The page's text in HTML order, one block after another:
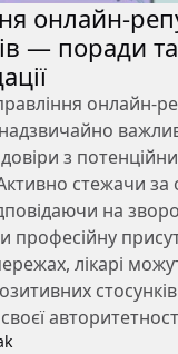
онлайн-
— поради та
онлайн-
надзвичайно
з
стежачи за
на
професійну
лікарі
стосунків